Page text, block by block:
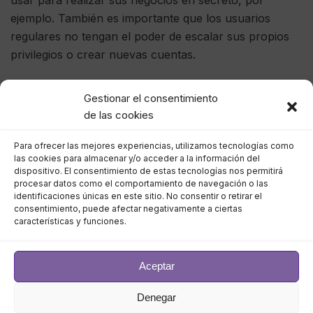
Gestionar el consentimiento
de las cookies
Para ofrecer las mejores experiencias, utilizamos tecnologías como
las cookies para almacenar y/o acceder a la información del
dispositivo. El consentimiento de estas tecnologías nos permitirá
procesar datos como el comportamiento de navegación o las
identificaciones únicas en este sitio. No consentir o retirar el
consentimiento, puede afectar negativamente a ciertas
características y funciones.
Aceptar
Denegar
ejemplo. También es importante que los usuarios
regulares no tengan el poder de escalar sus propios
privilegios o crear nuevas cuentas.
3. No deje las aplicaciones en la nube
sin supervisión y sepa quién las está
utilizando
Las empresas utilizan una amplia variedad de
servicios de computación en la nube, pero cuantas
más aplicaciones se utilizan, más difícil es hacer un
puerta de entrada para que los usuarios maliciosos
ingresen a la red sin ser detectados.
Es fundamental que los departamentos de TI tengan